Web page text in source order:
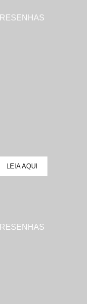
RESENHAS
LEIA AQUI
RESENHAS